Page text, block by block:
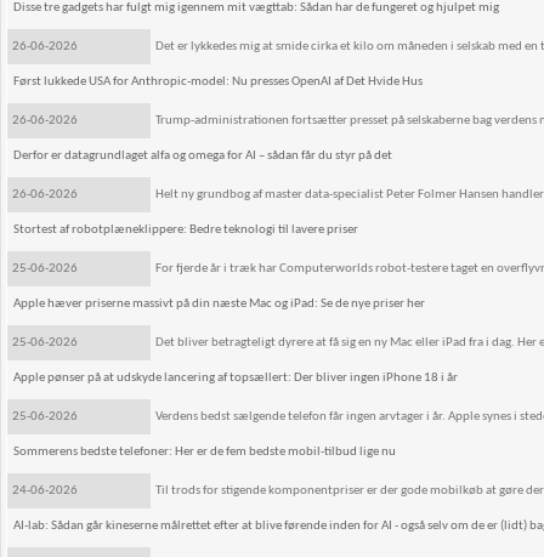
Disse tre gadgets har fulgt mig igennem mit vægttab: Sådan har de fungeret og hjulpet mig
26-06-2026 Det er lykkedes mig at smide cirka et kilo om måneden i selskab med
Først lukkede USA for Anthropic-model: Nu presses OpenAI af Det Hvide Hus
26-06-2026 Trump-administrationen fortsætter presset på selskaberne bag verdens
Derfor er datagrundlaget alfa og omega for AI – sådan får du styr på det
26-06-2026 Helt ny grundbog af master data-specialist Peter Folmer Hansen
Stortest af robotplæneklippere: Bedre teknologi til lavere priser
25-06-2026 For fjerde år i træk har Computerworlds robot-testere taget en
Apple hæver priserne massivt på din næste Mac og iPad: Se de nye priser her
25-06-2026 Det bliver betragteligt dyrere at få sig en ny Mac eller iPad fra i dag.
Apple pønser på at udskyde lancering af topsællert: Der bliver ingen iPhone 18 i år
25-06-2026 Verdens bedst sælgende telefon får ingen arvtager i år. Apple synes i
Sommerens bedste telefoner: Her er de fem bedste mobil-tilbud lige nu
24-06-2026 Til trods for stigende komponentpriser er der gode mobilkøb at gøre
AI-lab: Sådan går kineserne målrettet efter at blive førende inden for AI - også selv om de er (lidt)